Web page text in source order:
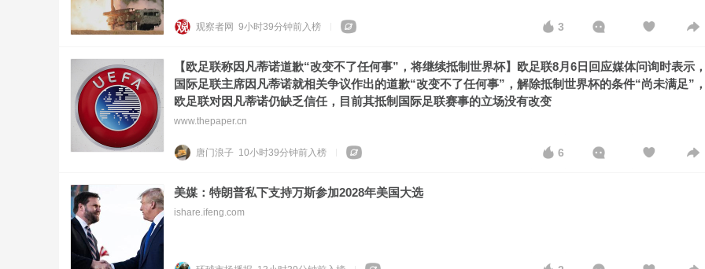
观察者网 9小时39分钟前入榜 3
【欧足联称因凡蒂诺道歉“改变不了任何事”，将继续抵制世界杯】欧足联8月6日回应媒体问询时表示
国际足联主席因凡蒂诺就相关争议作出的道歉“改变不了任何事”，解除抵制世界杯的条件“尚未满足”
欧足联对因凡蒂诺仍缺乏信任，目前其抵制国际足联赛事的立场没有改变
www.thepaper.cn
唐门浪子 10小时39分钟前入榜 6
美媒：特朗普私下支持万斯参加2028年美国大选
ishare.ifeng.com